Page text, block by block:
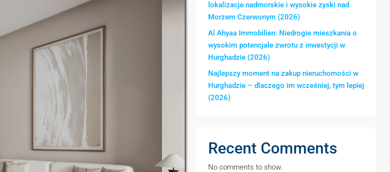
lokalizacje nadmorskie i wysokie zyski nad
Morzem Czerwonym (2026)
Al Ahyaa Immobilien: Niedrogie mieszkania o
wysokim potencjale zwrotu z inwestycji w
Hurghadzie (2026)
Najlepszy moment na zakup nieruchomości w
Hurghadzie – dlaczego im wcześniej, tym lepiej
(2026)
Recent Comments
No comments to show.